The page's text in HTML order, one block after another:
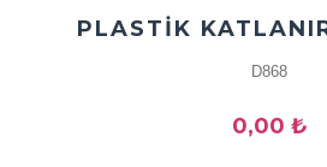
PLASTİK
D868
0,00 ₺